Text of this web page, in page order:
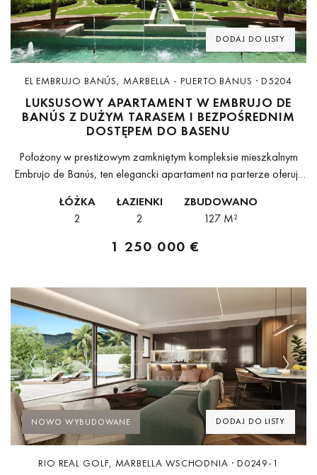
DODAJ DO LISTY
EL EMBRUJO BANÚS, MARBELLA - PUERTO BANUS · D5204
LUKSUSOWY APARTAMENT W EMBRUJO DE
BANÚS Z DUŻYM TARASEM I BEZPOŚREDNIM
DOSTĘPEM DO BASENU
Położony w prestiżowym zamkniętym kompleksie mieszkalnym
Embrujo de Banús, ten elegancki apartament na parterze oferuje
lokalizacji zaledwie kilka kroków od plaży i Puerto Banús....
ŁÓŻKA
2
ŁAZIENKI
2
ZBUDOWANO
127 M²
1 250 000 €
DODAJ DO LISTY
Previous Next
NOWO WYBUDOWANE
RIO REAL GOLF, MARBELLA WSCHODNIA · D0249-1